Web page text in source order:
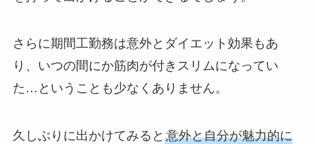
さらに期間工勤務は意外とダイエット効果もあ
り、いつの間にか筋肉が付きスリムになってい
た…ということも少なくありません。
久しぶりに出かけてみると 意外と自分が魅力的に